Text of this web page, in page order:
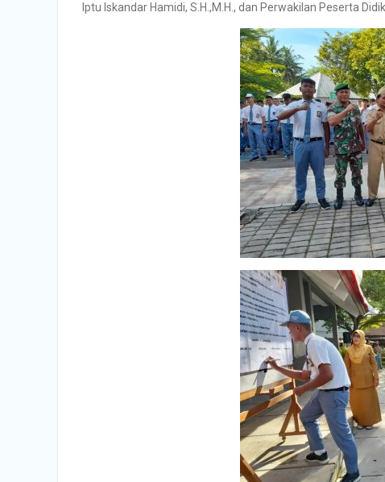
Iptu Iskandar Hamidi, S.H.,M.H., dan Perwakilan Peserta